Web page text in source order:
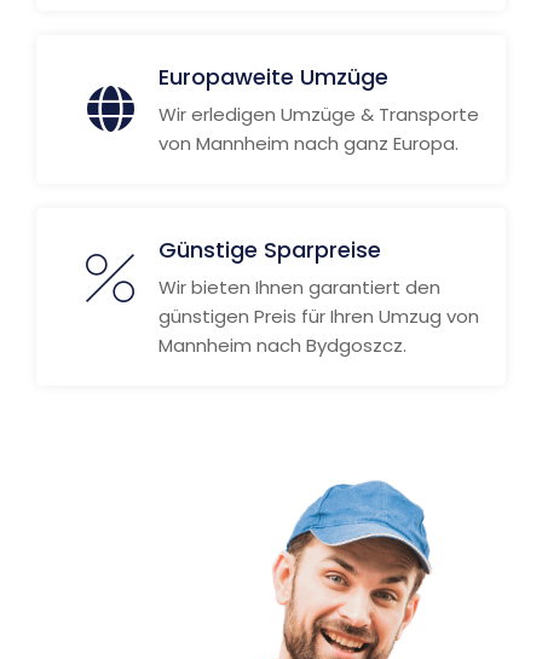
Europaweite Umzüge
Wir erledigen Umzüge & Transporte
von Mannheim nach ganz Europa.
Günstige Sparpreise
Wir bieten Ihnen garantiert den
günstigen Preis für Ihren Umzug von
Mannheim nach Bydgoszcz.